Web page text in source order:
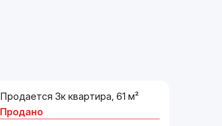
Продается 3к квартира, 61 м²
Продано